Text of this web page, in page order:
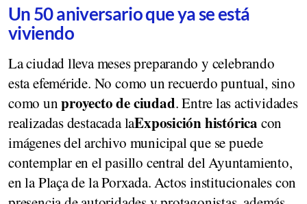
Un 50 aniversario que ya se está
viviendo
La ciudad lleva meses preparando y celebrando
esta efeméride. No como un recuerdo puntual, sino
como unproyecto de ciudad. Entre las actividades
realizadas destacada laExposición histórica con
imágenes del archivo municipal que se puede
contemplar en el pasillo central del Ayuntamiento,
en la Plaça de la Porxada. Actos institucionales con